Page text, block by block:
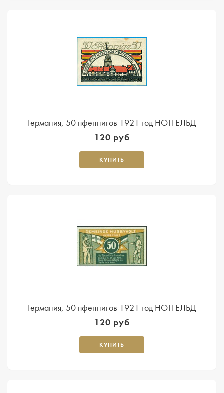
Германия, 50 пфеннигов 1921 год НОТГЕЛЬД
120 руб
КУПИТЬ
Германия, 50 пфеннигов 1921 год НОТГЕЛЬД
120 руб
КУПИТЬ